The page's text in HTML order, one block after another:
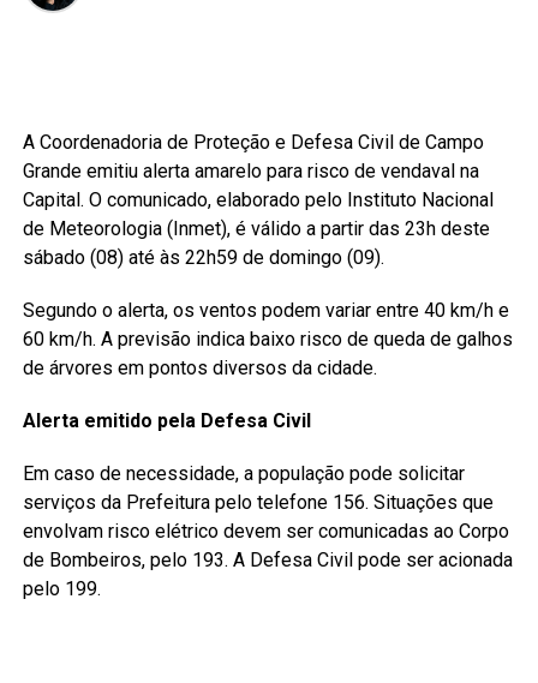
A Coordenadoria de Proteção e Defesa Civil de Campo
Grande emitiu alerta amarelo para risco de vendaval na
Capital. O comunicado, elaborado pelo Instituto Nacional
de Meteorologia (Inmet), é válido a partir das 23h deste
sábado (08) até às 22h59 de domingo (09).
Segundo o alerta, os ventos podem variar entre 40 km/h e
60 km/h. A previsão indica baixo risco de queda de galhos
de árvores em pontos diversos da cidade.
Alerta emitido pela Defesa Civil
Em caso de necessidade, a população pode solicitar
serviços da Prefeitura pelo telefone 156. Situações que
envolvam risco elétrico devem ser comunicadas ao Corpo
de Bombeiros, pelo 193. A Defesa Civil pode ser acionada
pelo 199.